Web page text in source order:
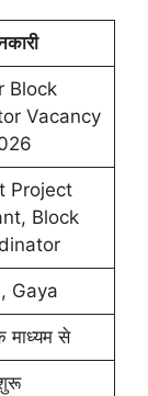
Block
Vacancy
Project
Block
Gaya
से